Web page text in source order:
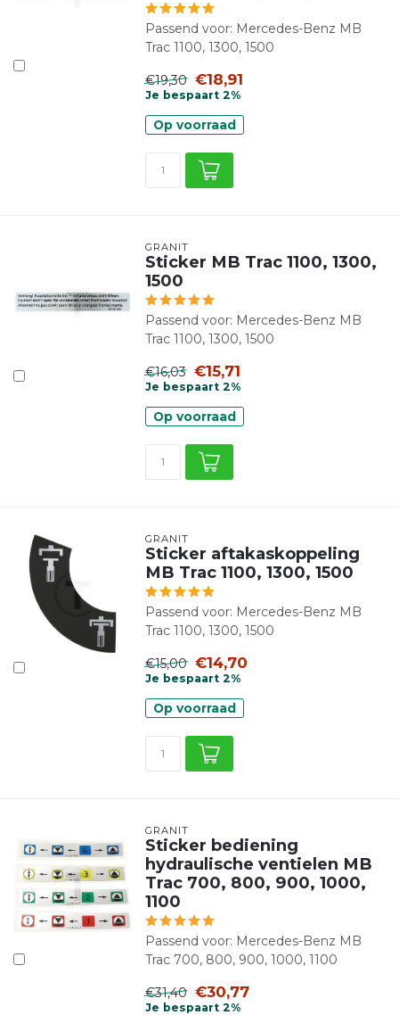
Passend voor: Mercedes-Benz MB
Trac 1100, 1300, 1500
€19,30 €18,91
Je bespaart 2%
Op voorraad
GRANIT
Sticker MB Trac 1100, 1300,
1500
Passend voor: Mercedes-Benz MB
Trac 1100, 1300, 1500
€16,03 €15,71
Je bespaart 2%
Op voorraad
GRANIT
Sticker aftakaskoppeling
MB Trac 1100, 1300, 1500
Passend voor: Mercedes-Benz MB
Trac 1100, 1300, 1500
€15,00 €14,70
Je bespaart 2%
Op voorraad
GRANIT
Sticker bediening
hydraulische ventielen MB
Trac 700, 800, 900, 1000,
1100
Passend voor: Mercedes-Benz MB
Trac 700, 800, 900, 1000, 1100
€31,40 €30,77
Je bespaart 2%